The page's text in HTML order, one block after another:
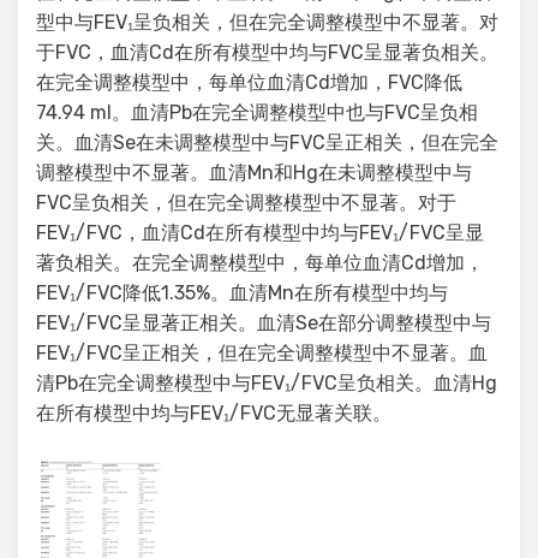
型中与FEV₁呈负相关，但在完全调整模型中不显著。对
于FVC，血清Cd在所有模型中均与FVC呈显著负相关。
在完全调整模型中，每单位血清Cd增加，FVC降低
74.94 ml。血清Pb在完全调整模型中也与FVC呈负相
关。血清Se在未调整模型中与FVC呈正相关，但在完全
调整模型中不显著。血清Mn和Hg在未调整模型中与
FVC呈负相关，但在完全调整模型中不显著。对于
FEV₁/FVC，血清Cd在所有模型中均与FEV₁/FVC呈显
著负相关。在完全调整模型中，每单位血清Cd增加，
FEV₁/FVC降低1.35%。血清Mn在所有模型中均与
FEV₁/FVC呈显著正相关。血清Se在部分调整模型中与
FEV₁/FVC呈正相关，但在完全调整模型中不显著。血
清Pb在完全调整模型中与FEV₁/FVC呈负相关。血清Hg
在所有模型中均与FEV₁/FVC无显著关联。